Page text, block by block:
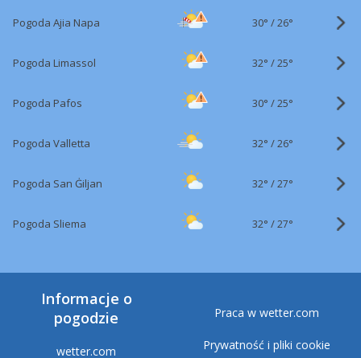
Pogoda Ajia Napa 30° /26°
Pogoda Limassol 32° /25°
Pogoda Pafos 30° /25°
Pogoda Valletta 32° /26°
Pogoda San Ġiljan 32° /27°
Pogoda Sliema 32° /27°
Informacje o
pogodzie
wetter.com
Praca w wetter.com
Prywatność i pliki cookie